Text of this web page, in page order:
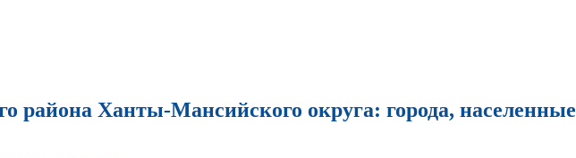
района Ханты-Мансийского округа: города, населенные